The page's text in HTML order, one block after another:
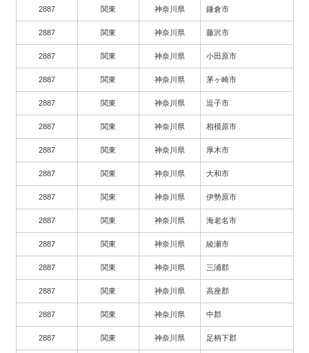
2887 関東 神奈川県 鎌倉市
2887 関東 神奈川県 藤沢市
2887 関東 神奈川県 小田原市
2887 関東 神奈川県 茅ヶ崎市
2887 関東 神奈川県 逗子市
2887 関東 神奈川県 相模原市
2887 関東 神奈川県 厚木市
2887 関東 神奈川県 大和市
2887 関東 神奈川県 伊勢原市
2887 関東 神奈川県 海老名市
2887 関東 神奈川県 綾瀬市
2887 関東 神奈川県 三浦郡
2887 関東 神奈川県 高座郡
2887 関東 神奈川県 中郡
2887 関東 神奈川県 足柄下郡